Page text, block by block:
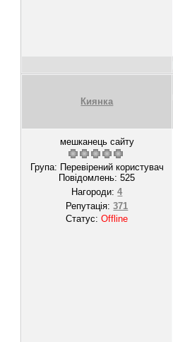
Киянка
мешканець сайту
Група: Перевірений користувач
Повідомлень:525
Нагороди:4
Репутація:371
Статус:Offline